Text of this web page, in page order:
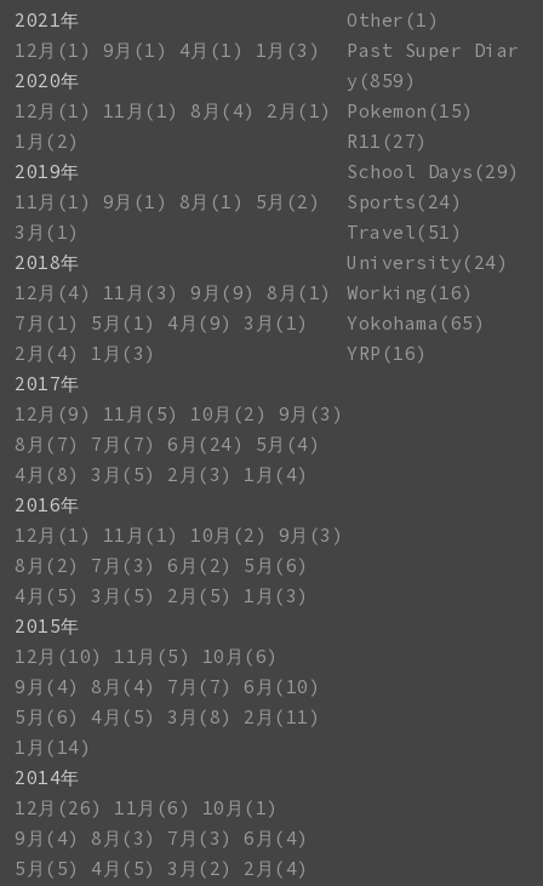
2021年
12月(1)
9月(1) 4月(1)
1月(3)
2020年
12月(1)
11月(1) 8月(4)
2月(1)
1月(2)
2019年
11月(1)
9月(1) 8月(1)
5月(2)
3月(1)
2018年
12月(4)
11月(3) 9月(9)
8月(1)
7月(1)
5月(1) 4月(9)
3月(1)
2月(4)
1月(3)
2017年
12月(9)
11月(5) 10月(2)
9月(3)
8月(7)
7月(7) 6月(24)
5月(4)
4月(8)
3月(5) 2月(3)
1月(4)
2016年
12月(1)
11月(1) 10月(2)
9月(3)
8月(2)
7月(3) 6月(2)
5月(6)
4月(5)
3月(5) 2月(5)
1月(3)
2015年
12月(10)
11月(5)
10月(6)
9月(4)
8月(4) 7月(7)
6月(10)
5月(6)
4月(5) 3月(8)
2月(11)
1月(14)
2014年
12月(26)
11月(6)
10月(1)
9月(4)
8月(3) 7月(3)
6月(4)
5月(5)
4月(5) 3月(2)
2月(4)
Other(1)
Past Super Diar
y(859)
Pokemon(15)
R11(27)
School Days(29)
Sports(24)
Travel(51)
University(24)
Working(16)
Yokohama(65)
YRP(16)